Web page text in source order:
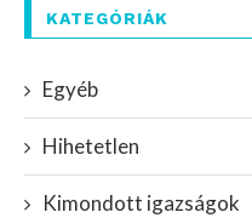
KATEGÓRIÁK
Egyéb
Hihetetlen
Kimondott igazságok